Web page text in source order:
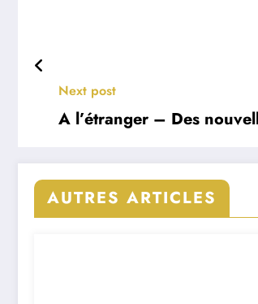
Next post
A l’étranger – Des
AUTRES ARTICLES